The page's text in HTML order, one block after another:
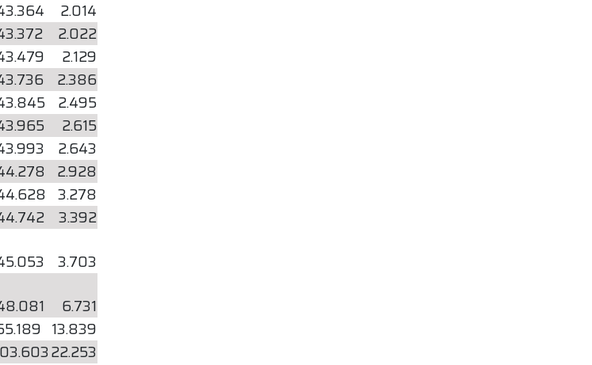
2.014
2.022
2.129
2.386
2.495
2.615
2.643
2.928
3.278
3.392
3.703
6.731
13.839
22.253